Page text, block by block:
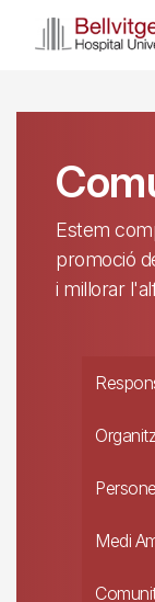
Estem
promoció
i millorar
Medi